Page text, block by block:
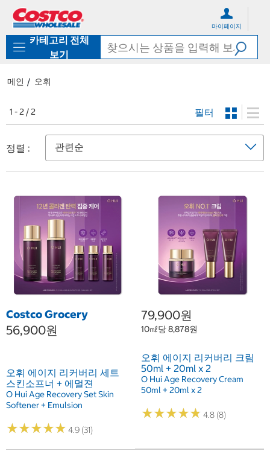
로
기
가
마이페이지
카테고리 전체
보기
메인 오휘
1 - 2 / 2 필터
정렬 :
Costco Grocery
56,900원
오휘 에이지 리커버리 세트
스킨소프너 + 에멀젼
O Hui Age Recovery Set Skin
Softener + Emulsion
★★★★★
★★★★★ 4.9 (31)
79,900원
10㎖당 8,878원
오휘 에이지 리커버리 크림
50ml + 20ml x 2
O Hui Age Recovery Cream
50ml + 20ml x 2
★★★★★
★★★★★ 4.8 (8)